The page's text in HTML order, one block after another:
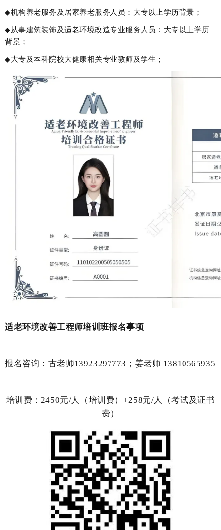
◆机构养老服务及居家养老服务人员：大专以上学历背景；
◆从事建筑装饰及适老环境改造专业服务人员：大专以上学历
背景；
◆大专及本科院校大健康相关专业教师及学生；
适老环境改善工程师培训班报名事项
报名咨询：古老师13923297773；姜老师 13810565935
培训费：2450元/人（培训费）+258元/人（考试及证书
费）